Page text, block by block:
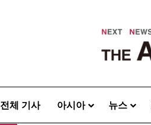
전체 기사 아시아 뉴스